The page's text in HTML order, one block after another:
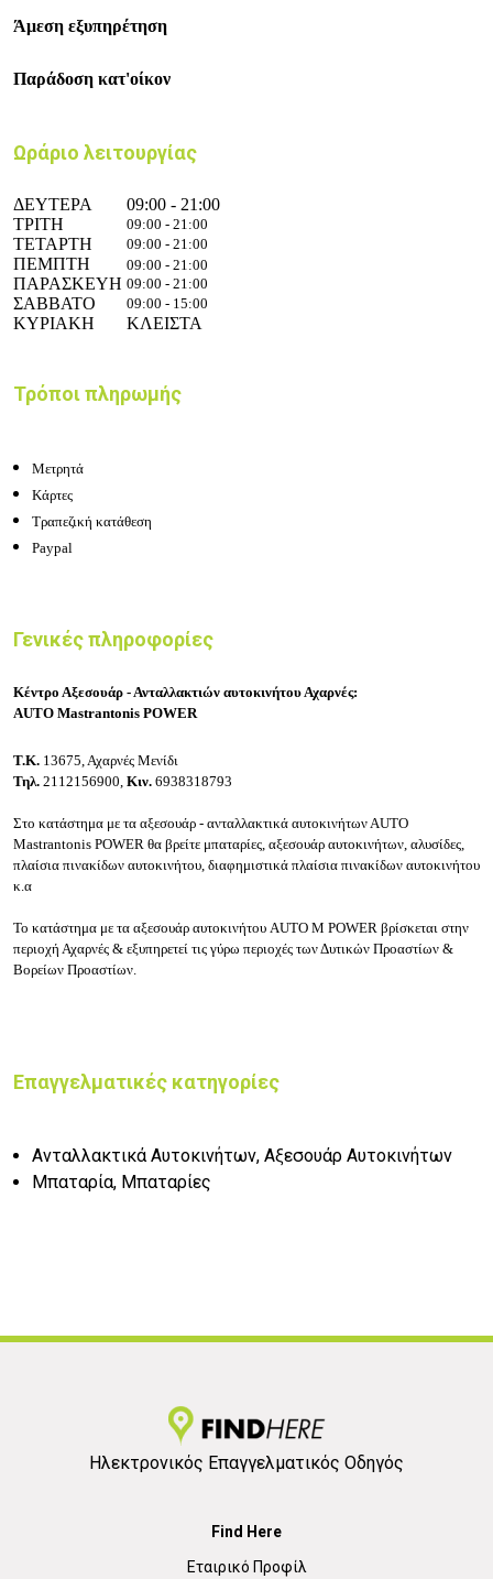
Άμεση εξυπηρέτηση
Παράδοση κατ'οίκον
Ωράριο λειτουργίας
ΔΕΥΤΕΡΑ
09:00 - 21:00
ΤΡΙΤΗ
09:00 - 21:00
ΤΕΤΑΡΤΗ 09:00 - 21:00
ΠΕΜΠΤΗ 09:00 - 21:00
ΠΑΡΑΣΚΕΥΗ 09:00 - 21:00
ΣΑΒΒΑΤΟ 09:00 - 15:00
ΚΥΡΙΑΚΗ ΚΛΕΙΣΤΑ
Τρόποι πληρωμής
Μετρητά
Κάρτες
Τραπεζική κατάθεση
Paypal
Γενικές πληροφορίες
Κέντρο Αξεσουάρ - Ανταλλακτιών αυτοκινήτου Αχαρνές:
AUTO Mastrantonis POWER
Τ.Κ. 13675, Αχαρνές Μενίδι
Τηλ. 2112156900, Κιν. 6938318793
Στο κατάστημα με τα αξεσουάρ - ανταλλακτικά αυτοκινήτων ΑUTO
Mastrantonis POWER θα βρείτε μπαταρίες, αξεσουάρ αυτοκινήτων, αλυσίδες,
πλαίσια πινακίδων αυτοκινήτου, διαφημιστικά πλαίσια πινακίδων αυτοκινήτου
κ.α
Το κατάστημα με τα αξεσουάρ αυτοκινήτου AUTO M POWER βρίσκεται στην
περιοχή Αχαρνές & εξυπηρετεί τις γύρω περιοχές των Δυτικών Προαστίων &
Βορείων Προαστίων.
Επαγγελματικές κατηγορίες
Ανταλλακτικά Αυτοκινήτων, Αξεσουάρ Αυτοκινήτων
Μπαταρία, Μπαταρίες
Ηλεκτρονικός Επαγγελματικός Οδηγός
Find Here
Εταιρικό Προφίλ